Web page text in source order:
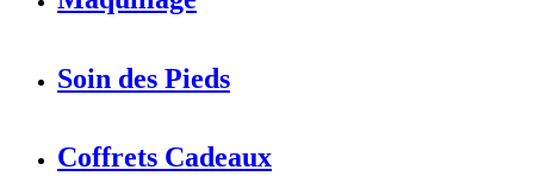
Soin des Pieds
Coffrets Cadeaux